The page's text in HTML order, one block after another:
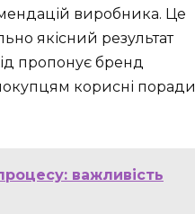
виробника. Це
якісний результат
пропонує бренд
корисні поради
важливість